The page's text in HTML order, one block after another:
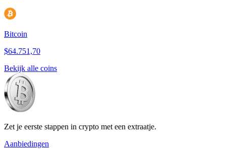
Bitcoin
$64.751,70
Bekijk alle coins
Zet je eerste stappen in crypto met een extraatje.
Aanbiedingen